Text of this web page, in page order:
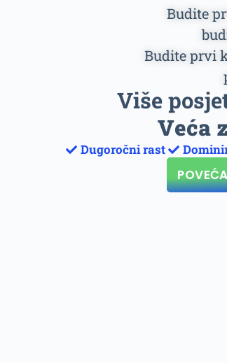
Budite
Budite prvi
Više
Veća
Dugoročni rast